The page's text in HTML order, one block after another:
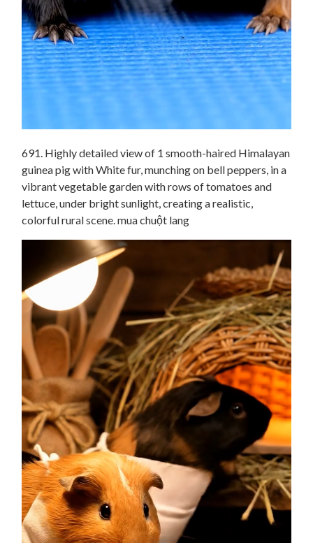
691. Highly detailed view of 1 smooth-haired Himalayan
guinea pig with White fur, munching on bell peppers, in a
vibrant vegetable garden with rows of tomatoes and
lettuce, under bright sunlight, creating a realistic,
colorful rural scene. mua chuột lang